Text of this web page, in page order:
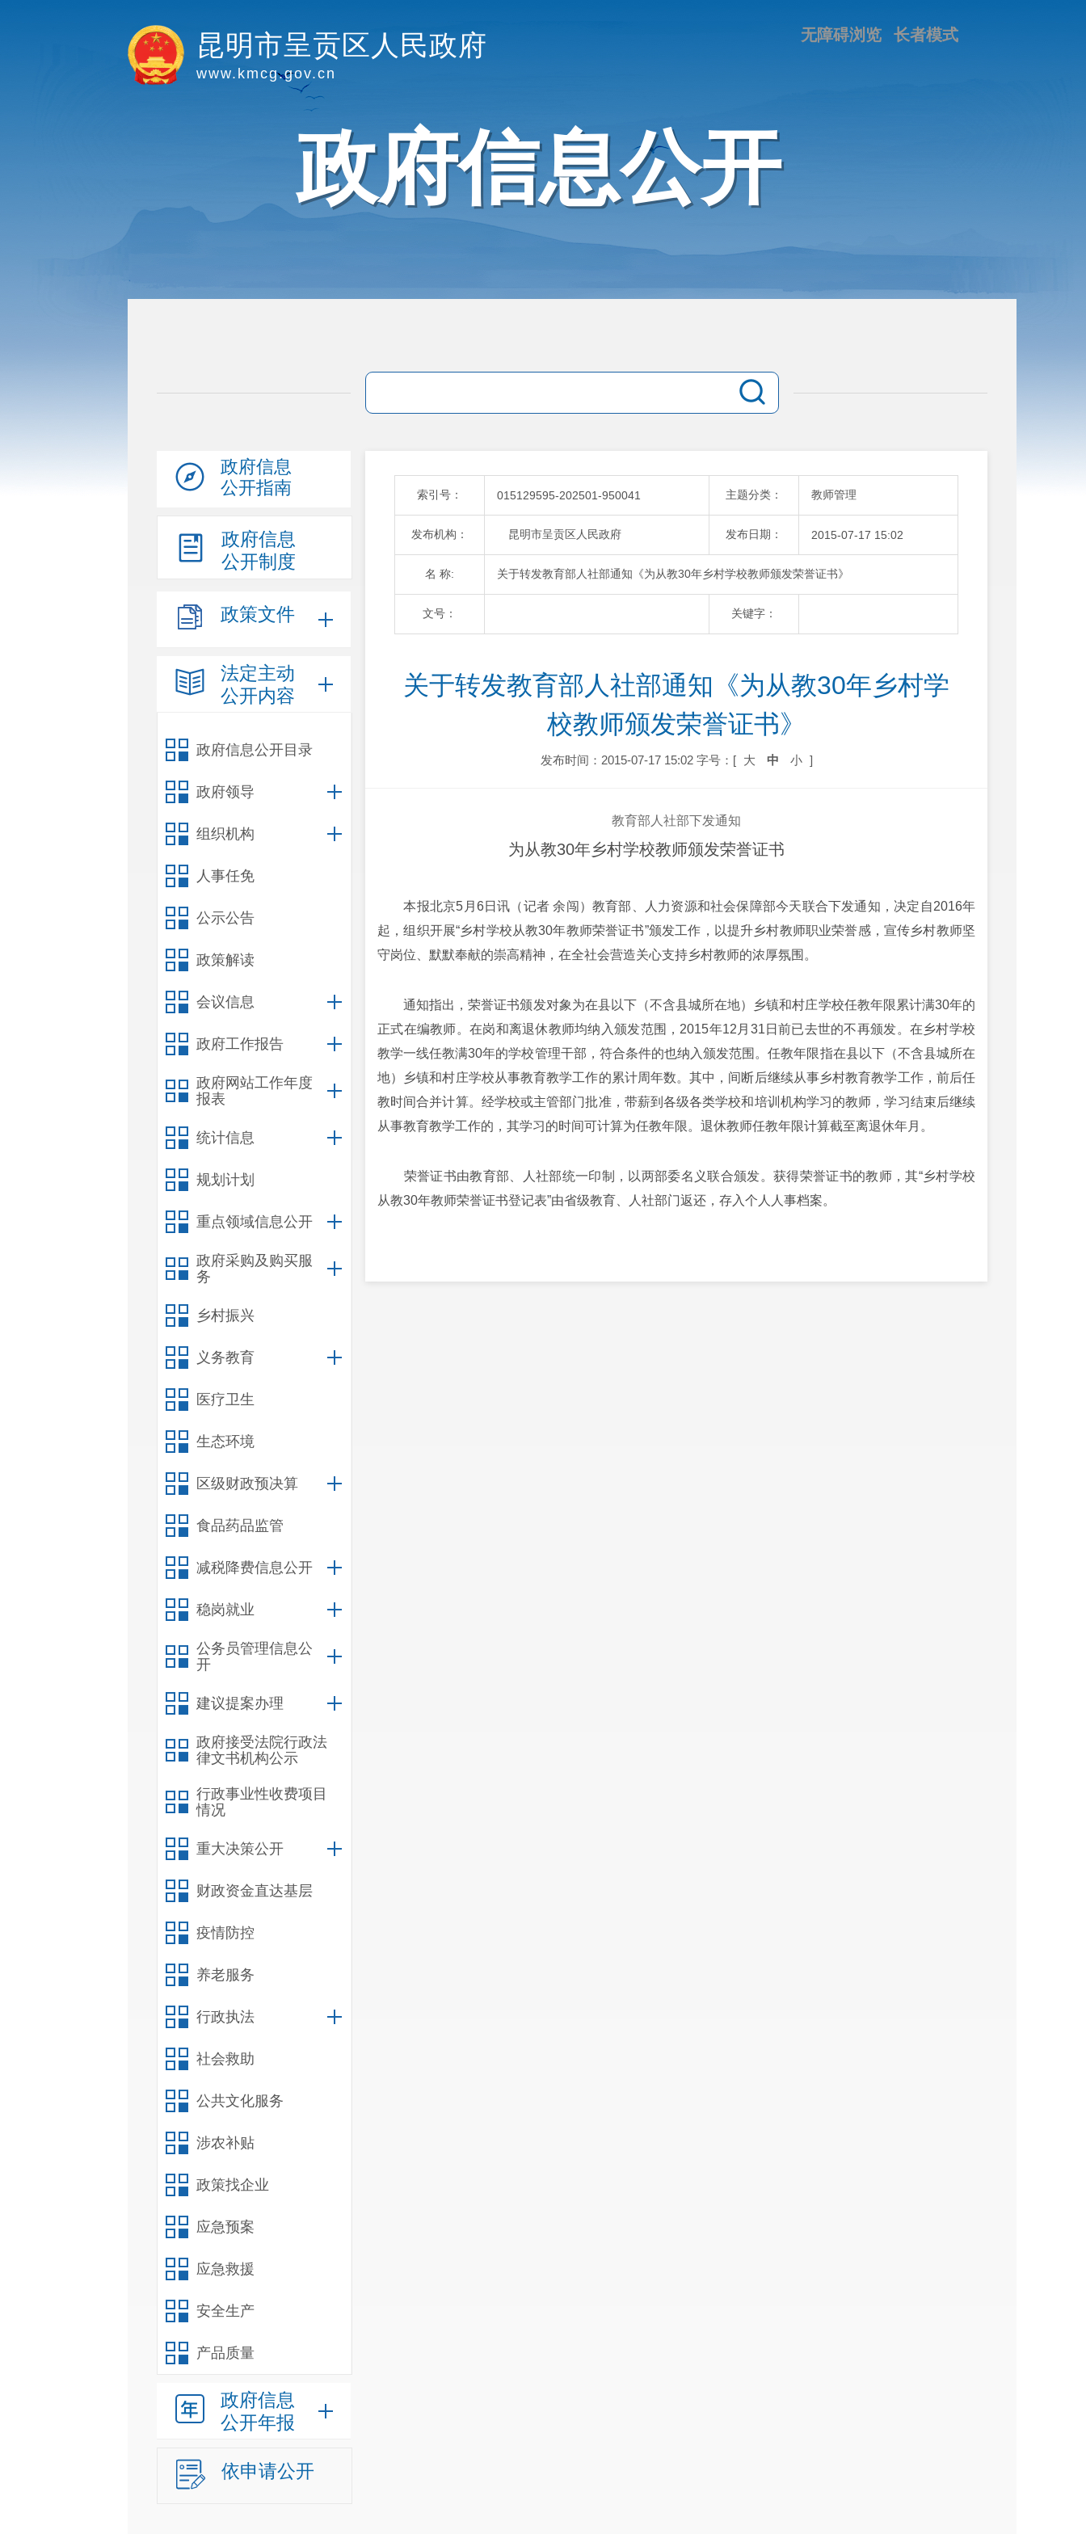
昆明市呈贡区人民政府
www.kmcg.gov.cn
长者模式
无障碍浏览
政府信息公开
政府信息
公开指南
政府信息
公开制度
政策文件
法定主动
公开内容
政府信息公开目录
政府领导
组织机构
人事任免
公示公告
政策解读
会议信息
政府工作报告
政府网站工作年度
报表
统计信息
规划计划
重点领域信息公开
政府采购及购买服
务
乡村振兴
义务教育
医疗卫生
生态环境
区级财政预决算
食品药品监管
减税降费信息公开
稳岗就业
公务员管理信息公
开
建议提案办理
政府接受法院行政法
律文书机构公示
行政事业性收费项目
情况
重大决策公开
财政资金直达基层
疫情防控
养老服务
行政执法
社会救助
公共文化服务
涉农补贴
政策找企业
应急预案
应急救援
安全生产
产品质量
政府信息
公开年报
依申请公开
索引号： 015129595-202501-950041 主题分类： 教师管理
发布机构： 昆明市呈贡区人民政府 发布日期： 2015-07-17 15:02
名 称: 关于转发教育部人社部通知《为从教30年乡村学校教师颁发荣誉证书》
文号： 关键字：
关于转发教育部人社部通知《为从教30年乡村学
校教师颁发荣誉证书》
发布时间：2015-07-17 15:02 字号：[ 大 中 小 ]
教育部人社部下发通知
为从教30年乡村学校教师颁发荣誉证书
本报北京5月6日讯（记者 余闯）教育部、人力资源和社会保障部今天联合下发通知，决定自2016年
起，组织开展“乡村学校从教30年教师荣誉证书”颁发工作，以提升乡村教师职业荣誉感，宣传乡村教师坚
守岗位、默默奉献的崇高精神，在全社会营造关心支持乡村教师的浓厚氛围。
通知指出，荣誉证书颁发对象为在县以下（不含县城所在地）乡镇和村庄学校任教年限累计满30年的
正式在编教师。在岗和离退休教师均纳入颁发范围，2015年12月31日前已去世的不再颁发。在乡村学校
教学一线任教满30年的学校管理干部，符合条件的也纳入颁发范围。任教年限指在县以下（不含县城所在
地）乡镇和村庄学校从事教育教学工作的累计周年数。其中，间断后继续从事乡村教育教学工作，前后任
教时间合并计算。经学校或主管部门批准，带薪到各级各类学校和培训机构学习的教师，学习结束后继续
从事教育教学工作的，其学习的时间可计算为任教年限。退休教师任教年限计算截至离退休年月。
荣誉证书由教育部、人社部统一印制，以两部委名义联合颁发。获得荣誉证书的教师，其“乡村学校
从教30年教师荣誉证书登记表”由省级教育、人社部门返还，存入个人人事档案。